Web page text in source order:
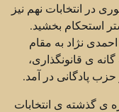
انتخابات نهم نیز
استحکام بخشید.
نژاد به مقام
ی قانونگذاری،
پادگانی در آمد.
ی گذشته ی انتخابات